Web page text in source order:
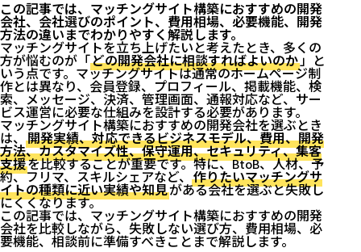
この記事では、マッチングサイト構築におすすめの開発
会社、会社選びのポイント、費用相場、必要機能、開発
方法の違いまでわかりやすく解説します。
マッチングサイトを立ち上げたいと考えたとき、多くの
方が悩むのが「どの開発会社に相談すればよいのか」と
いう点です。マッチングサイトは通常のホームページ制
作とは異なり、会員登録、プロフィール、掲載機能、検
索、メッセージ、決済、管理画面、通報対応など、サー
ビス運営に必要な仕組みを設計する必要があります。
マッチングサイト構築におすすめの開発会社を選ぶとき
は、 開発実績、対応できるビジネスモデル、費用、開発
方法、カスタマイズ性、保守運用、セキュリティ、集客
支援を比較することが重要です。特に、BtoB、人材、予
約、フリマ、スキルシェアなど、 作りたいマッチングサ
イトの種類に近い実績や知見がある会社を選ぶと失敗し
にくくなります。
この記事では、マッチングサイト構築におすすめの開発
会社を比較しながら、失敗しない選び方、費用相場、必
要機能、相談前に準備すべきことまで解説します。